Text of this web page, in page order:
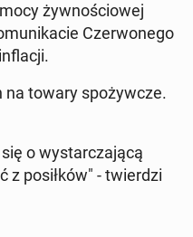
żyw­no­ścio­wej
Czer­wo­ne­go
na towary spo­żyw­cze.
o wy­star­cza­ją­cą
z po­sił­ków" - twier­dzi